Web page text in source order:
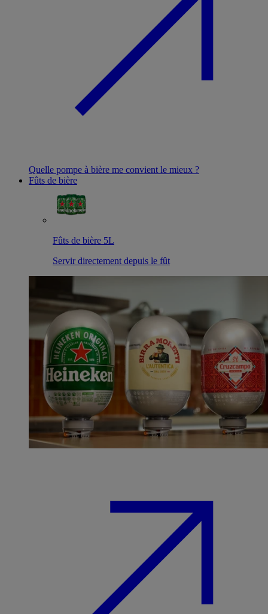
Quelle pompe à bière me convient le mieux ?
Fûts de bière
Fûts de bière 5L
Servir directement depuis le fût